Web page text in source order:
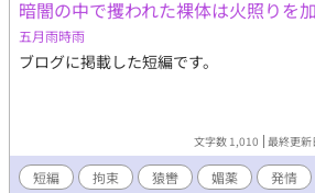
暗闇の中で攫われた裸体は火照りを
五月雨時雨
ブログに掲載した短編です。
文字数 1,010 最終更
短編 拘束 猿轡 媚薬 発情